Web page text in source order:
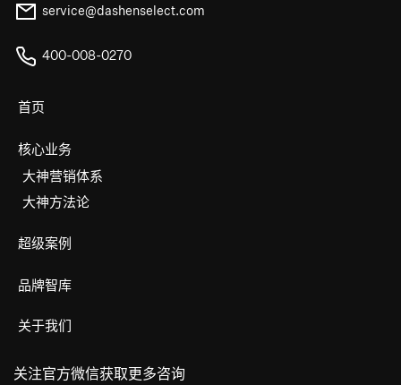
service@dashenselect.com
400-008-0270
首页
核心业务
大神营销体系
大神方法论
超级案例
品牌智库
关于我们
关注官方微信获取更多咨询